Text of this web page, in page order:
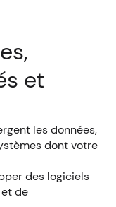
et
les données,
dont votre
des logiciels
de